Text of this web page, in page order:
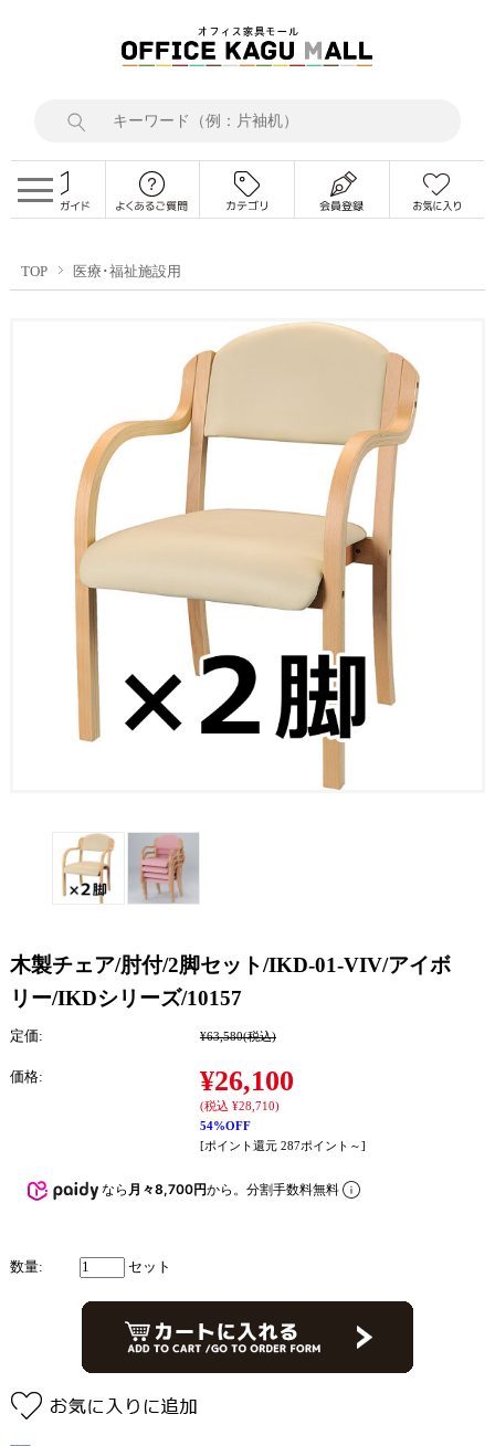
TOP 医療･福祉施設用
木製チェア/肘付/2脚セット/IKD-01-VIV/アイボ
リー/IKDシリーズ/10157
定価: ¥63,580(税込)
価格: ¥26,100
(税込 ¥28,710)
54%OFF
[ポイント還元 287ポイント～]
なら 月々8,700円から。分割手数料無料
数量: セット